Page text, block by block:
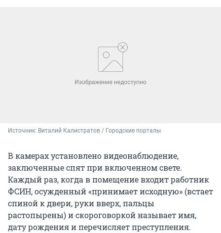
Источник: Виталий Калистратов / Городские порталы
В камерах установлено видеонаблюдение,
заключенные спят при включенном свете.
Каждый раз, когда в помещение входит работник
ФСИН, осужденный «принимает исходную» (встает
спиной к двери, руки вверх, пальцы
растопырены) и скороговоркой называет имя,
дату рождения и перечисляет преступления.